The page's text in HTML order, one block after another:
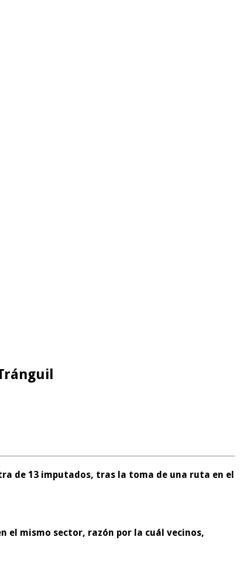
de 13 imputados, tras la toma de una ruta en el
el mismo sector, razón por la cuál vecinos,